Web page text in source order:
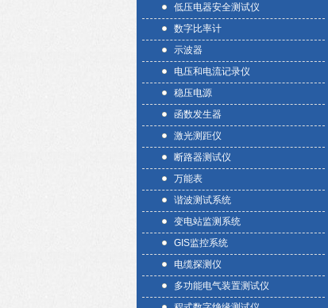
低压电器安全测试仪
数字比率计
示波器
电压和电流记录仪
稳压电源
函数发生器
激光测距仪
断路器测试仪
万能表
谐波测试系统
变电站监测系统
GIS监控系统
电缆探测仪
多功能电气装置测试仪